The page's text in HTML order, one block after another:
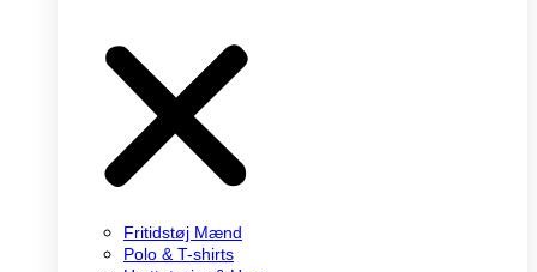
Fritidstøj Mænd
Polo & T-shirts